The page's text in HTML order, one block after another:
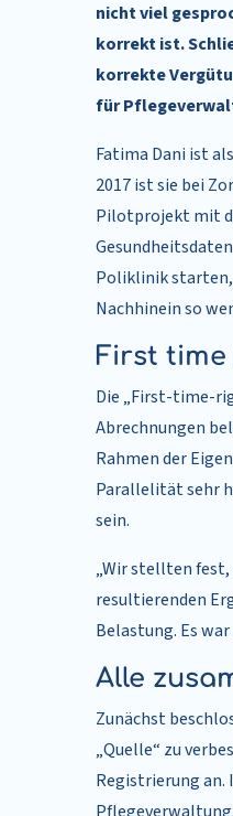
nicht viel
korrekt ist.
korrekte
für
Fatima Dani ist
2017 ist sie bei
Pilotprojekt mit
Poliklinik starten,
Nachhinein so
First
Die „First-time-
Abrechnungen
Rahmen der
Parallelität sehr
sein.
„Wir stellten fest,
resultierenden
Belastung. Es
Alle
Zunächst
„Quelle“ zu
Registrierung